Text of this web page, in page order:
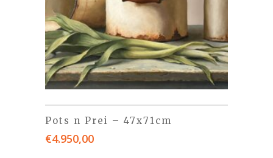
Pots n Prei – 47x71cm
€4.950,00